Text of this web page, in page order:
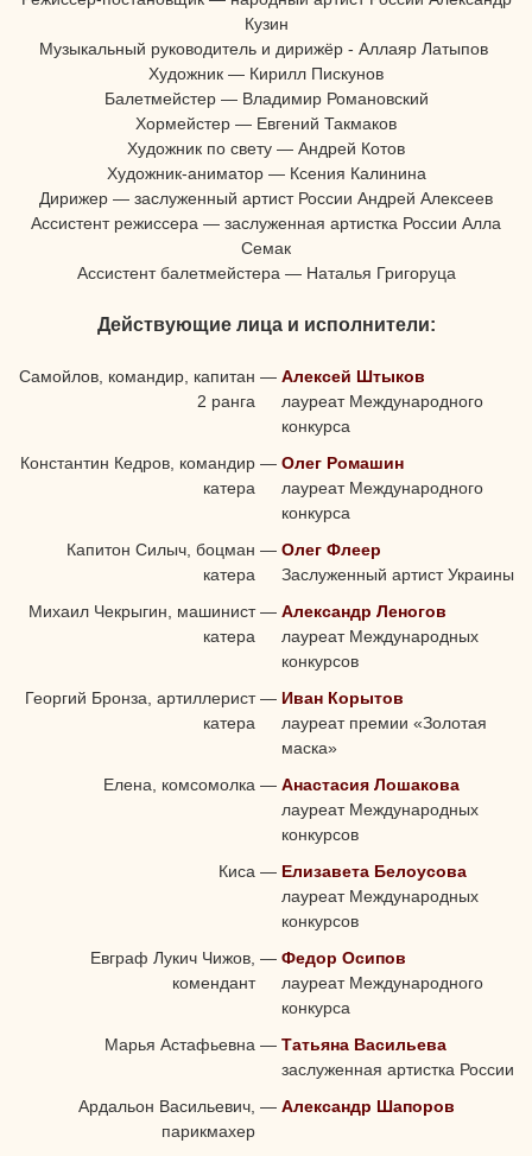
Кузин
Музыкальный руководитель и дирижёр - Аллаяр Латыпов
Художник — Кирилл Пискунов
Балетмейстер — Владимир Романовский
Хормейстер — Евгений Такмаков
Художник по свету — Андрей Котов
Художник-аниматор — Ксения Калинина
Дирижер — заслуженный артист России Андрей Алексеев
Ассистент режиссера — заслуженная артистка России Алла
Семак
Ассистент балетмейстера — Наталья Григоруца
Действующие лица и исполнители:
Самойлов, командир, капитан
2 ранга
— Алексей Штыков
лауреат Международного
конкурса
Константин Кедров, командир
катера
— Олег Ромашин
лауреат Международного
конкурса
Капитон Силыч, боцман
катера
— Олег Флеер
Заслуженный артист Украины
Михаил Чекрыгин, машинист
катера
— Александр Леногов
лауреат Международных
конкурсов
Георгий Бронза, артиллерист
катера
— Иван Корытов
лауреат премии «Золотая
маска»
Елена, комсомолка — Анастасия Лошакова
лауреат Международных
конкурсов
Киса — Елизавета Белоусова
лауреат Международных
конкурсов
Евграф Лукич Чижов,
комендант
— Федор Осипов
лауреат Международного
конкурса
Марья Астафьевна — Татьяна Васильева
заслуженная артистка России
Ардальон Васильевич,
парикмахер
— Александр Шапоров